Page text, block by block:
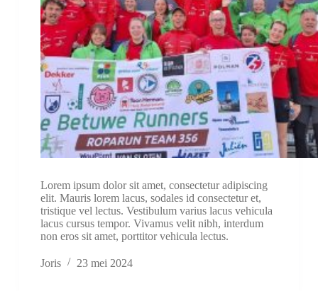
Lorem ipsum dolor sit amet, consectetur adipiscing
elit. Mauris lorem lacus, sodales id consectetur et,
tristique vel lectus. Vestibulum varius lacus vehicula
lacus cursus tempor. Vivamus velit nibh, interdum
non eros sit amet, porttitor vehicula lectus.
Joris 23 mei 2024